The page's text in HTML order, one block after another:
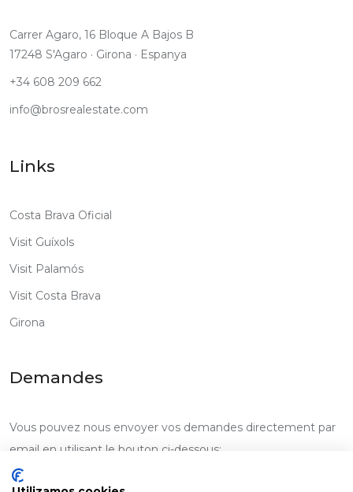
Carrer Agaro, 16 Bloque A Bajos B
17248 S'Agaro · Girona · Espanya
+34 608 209 662
info@brosrealestate.com
Links
Costa Brava Oficial
Visit Guíxols
Visit Palamós
Visit Costa Brava
Girona
Demandes
Vous pouvez nous envoyer vos demandes directement par
email en utilisant le bouton ci-dessous: